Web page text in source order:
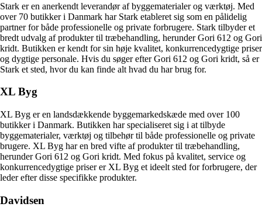
Stark er en anerkendt leverandør af byggematerialer og værktøj. Med
over 70 butikker i Danmark har Stark etableret sig som en pålidelig
partner for både professionelle og private forbrugere. Stark tilbyder et
bredt udvalg af produkter til træbehandling, herunder Gori 612 og Gori
kridt. Butikken er kendt for sin høje kvalitet, konkurrencedygtige priser
og dygtige personale. Hvis du søger efter Gori 612 og Gori kridt, så er
Stark et sted, hvor du kan finde alt hvad du har brug for.
XL Byg
XL Byg er en landsdækkende byggemarkedskæde med over 100
butikker i Danmark. Butikken har specialiseret sig i at tilbyde
byggematerialer, værktøj og tilbehør til både professionelle og private
brugere. XL Byg har en bred vifte af produkter til træbehandling,
herunder Gori 612 og Gori kridt. Med fokus på kvalitet, service og
konkurrencedygtige priser er XL Byg et ideelt sted for forbrugere, der
leder efter disse specifikke produkter.
Davidsen